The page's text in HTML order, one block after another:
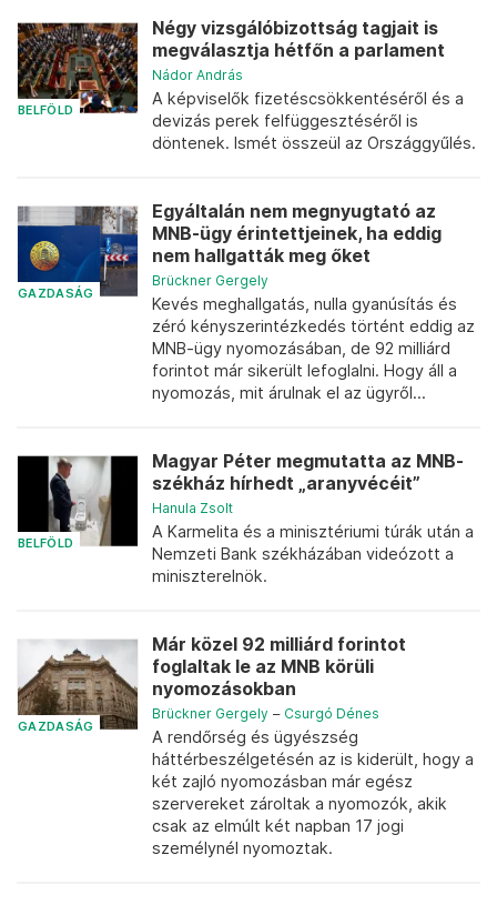
BELFÖLD
Négy vizsgálóbizottság tagjait is
megválasztja hétfőn a parlament
Nádor András
A képviselők fizetéscsökkentéséről és a
devizás perek felfüggesztéséről is
döntenek. Ismét összeül az Országgyűlés.
GAZDASÁG
Egyáltalán nem megnyugtató az
MNB-ügy érintettjeinek, ha eddig
nem hallgatták meg őket
Brückner Gergely
Kevés meghallgatás, nulla gyanúsítás és
zéró kényszerintézkedés történt eddig az
MNB-ügy nyomozásában, de 92 milliárd
forintot már sikerült lefoglalni. Hogy áll a
nyomozás, mit árulnak el az ügyről...
BELFÖLD
Magyar Péter megmutatta az MNB-
székház hírhedt „aranyvécéit”
Hanula Zsolt
A Karmelita és a minisztériumi túrák után a
Nemzeti Bank székházában videózott a
miniszterelnök.
GAZDASÁG
Már közel 92 milliárd forintot
foglaltak le az MNB körüli
nyomozásokban
Brückner Gergely – Csurgó Dénes
A rendőrség és ügyészség
háttérbeszélgetésén az is kiderült, hogy a
két zajló nyomozásban már egész
szervereket zároltak a nyomozók, akik
csak az elmúlt két napban 17 jogi
személynél nyomoztak.